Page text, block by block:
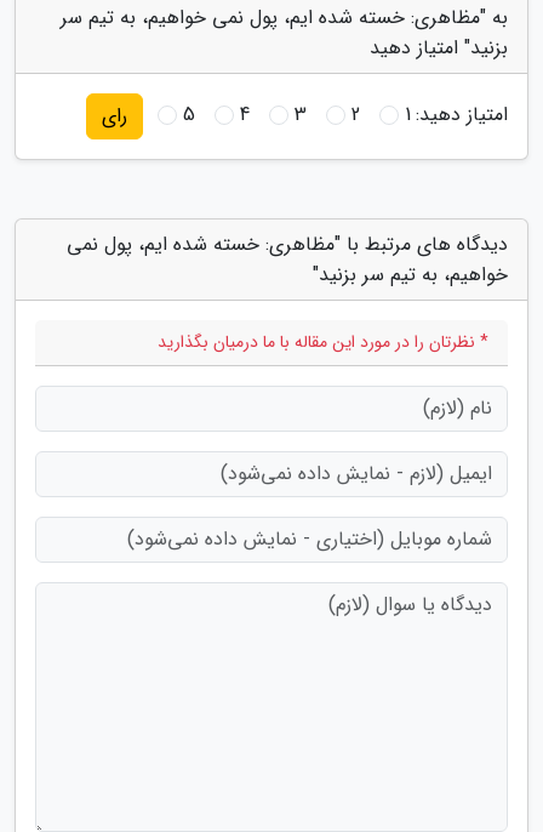
به "مظاهری: خسته شده ایم، پول نمی خواهیم، به تیم سر
بزنید" امتیاز دهید
امتیاز دهید:1
2
3
4
5 رای
دیدگاه های مرتبط با "مظاهری: خسته شده ایم، پول نمی
خواهیم، به تیم سر بزنید"
* نظرتان را در مورد این مقاله با ما درمیان بگذارید